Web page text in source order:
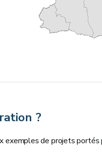
?
exemples de projets